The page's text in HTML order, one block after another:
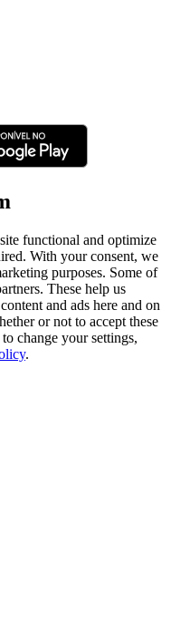
functional and optimize
With your consent, we
purposes. Some of
These help us
and ads here and on
or not to accept these
change your settings,
.